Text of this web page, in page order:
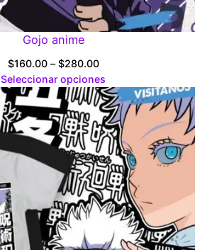
Gojo anime
$160.00 – $280.00Price
range:
$160.00
through
$280.00
Seleccionar opciones